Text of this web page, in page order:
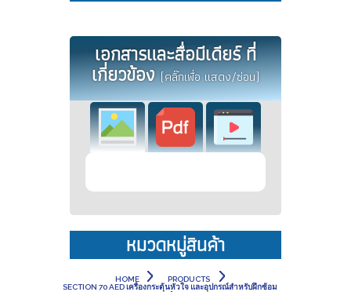
เอกสารและสื่อมีเดียร์ ที่
เกี่ยวข้อง(คลิ๊กเพื่อ แสดง/ซ่อน)
หมวดหมู่สินค้า
HOME
PRODUCTS
SECTION 70 AED เครื่องกระตุ้นหัวใจ และอุปกรณ์สำหรับฝึกซ้อม